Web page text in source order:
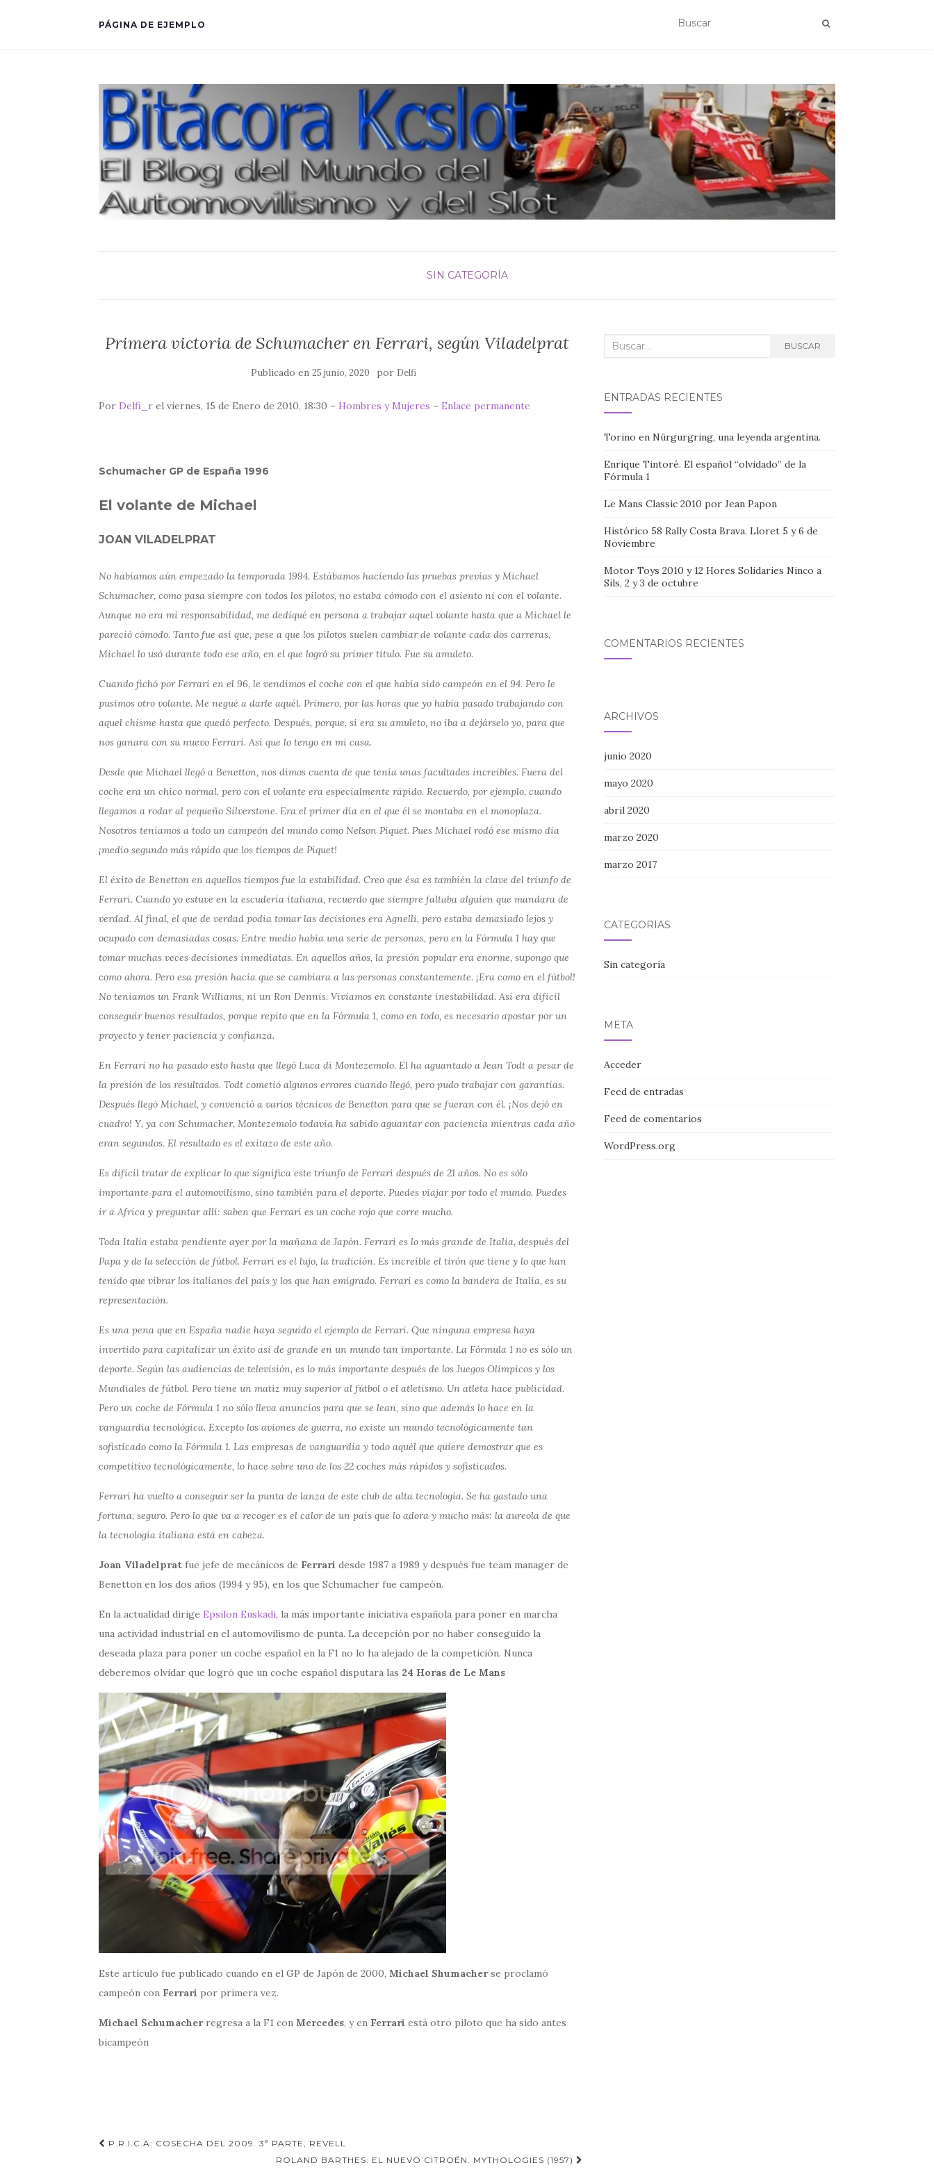
PÁGINA DE EJEMPLO
SIN CATEGORÍA
Primera victoria de Schumacher en Ferrari, según Viladelprat
Publicado en25 junio, 2020 por Delfi
Por Delfi_r el viernes, 15 de Enero de 2010, 18:30 – Hombres y Mujeres – Enlace permanente
Schumacher GP de España 1996
El volante de Michael
JOAN VILADELPRAT
No habíamos aún empezado la temporada 1994. Estábamos haciendo las pruebas previas y Michael
Schumacher, como pasa siempre con todos los pilotos, no estaba cómodo con el asiento ni con el volante.
Aunque no era mi responsabilidad, me dediqué en persona a trabajar aquel volante hasta que a Michael le
pareció cómodo. Tanto fue así que, pese a que los pilotos suelen cambiar de volante cada dos carreras,
Michael lo usó durante todo ese año, en el que logró su primer título. Fue su amuleto.
Cuando fichó por Ferrari en el 96, le vendimos el coche con el que había sido campeón en el 94. Pero le
pusimos otro volante. Me negué a darle aquél. Primero, por las horas que yo había pasado trabajando con
aquel chisme hasta que quedó perfecto. Después, porque, si era su amuleto, no iba a dejárselo yo, para que
nos ganara con su nuevo Ferrari. Así que lo tengo en mi casa.
Desde que Michael llegó a Benetton, nos dimos cuenta de que tenía unas facultades increíbles. Fuera del
coche era un chico normal, pero con el volante era especialmente rápido. Recuerdo, por ejemplo, cuando
llegamos a rodar al pequeño Silverstone. Era el primer día en el que él se montaba en el monoplaza.
Nosotros teníamos a todo un campeón del mundo como Nelson Piquet. Pues Michael rodó ese mismo día
¡medio segundo más rápido que los tiempos de Piquet!
El éxito de Benetton en aquellos tiempos fue la estabilidad. Creo que ésa es también la clave del triunfo de
Ferrari. Cuando yo estuve en la escudería italiana, recuerdo que siempre faltaba alguien que mandara de
verdad. Al final, el que de verdad podía tomar las decisiones era Agnelli, pero estaba demasiado lejos y
ocupado con demasiadas cosas. Entre medio había una serie de personas, pero en la Fórmula 1 hay que
tomar muchas veces decisiones inmediatas. En aquellos años, la presión popular era enorme, supongo que
como ahora. Pero esa presión hacía que se cambiara a las personas constantemente. ¡Era como en el fútbol!
No teníamos un Frank Williams, ni un Ron Dennis. Vivíamos en constante inestabilidad. Así era difícil
conseguir buenos resultados, porque repito que en la Fórmula 1, como en todo, es necesario apostar por un
proyecto y tener paciencia y confianza.
En Ferrari no ha pasado esto hasta que llegó Luca di Montezemolo. El ha aguantado a Jean Todt a pesar de
la presión de los resultados. Todt cometió algunos errores cuando llegó, pero pudo trabajar con garantías.
Después llegó Michael, y convenció a varios técnicos de Benetton para que se fueran con él. ¡Nos dejó en
cuadro! Y, ya con Schumacher, Montezemolo todavía ha sabido aguantar con paciencia mientras cada año
eran segundos. El resultado es el exitazo de este año.
Es difícil tratar de explicar lo que significa este triunfo de Ferrari después de 21 años. No es sólo
importante para el automovilismo, sino también para el deporte. Puedes viajar por todo el mundo. Puedes
ir a Africa y preguntar allí: saben que Ferrari es un coche rojo que corre mucho.
Toda Italia estaba pendiente ayer por la mañana de Japón. Ferrari es lo más grande de Italia, después del
Papa y de la selección de fútbol. Ferrari es el lujo, la tradición. Es increíble el tirón que tiene y lo que han
tenido que vibrar los italianos del país y los que han emigrado. Ferrari es como la bandera de Italia, es su
representación.
Es una pena que en España nadie haya seguido el ejemplo de Ferrari. Que ninguna empresa haya
invertido para capitalizar un éxito así de grande en un mundo tan importante. La Fórmula 1 no es sólo un
deporte. Según las audiencias de televisión, es lo más importante después de los Juegos Olímpicos y los
Mundiales de fútbol. Pero tiene un matiz muy superior al fútbol o el atletismo. Un atleta hace publicidad.
Pero un coche de Fórmula 1 no sólo lleva anuncios para que se lean, sino que además lo hace en la
vanguardia tecnológica. Excepto los aviones de guerra, no existe un mundo tecnológicamente tan
sofisticado como la Fórmula 1. Las empresas de vanguardia y todo aquél que quiere demostrar que es
competitivo tecnológicamente, lo hace sobre uno de los 22 coches más rápidos y sofisticados.
Ferrari ha vuelto a conseguir ser la punta de lanza de este club de alta tecnología. Se ha gastado una
fortuna, seguro. Pero lo que va a recoger es el calor de un país que lo adora y mucho más: la aureola de que
la tecnología italiana está en cabeza.
Joan Viladelprat fue jefe de mecánicos de Ferrari desde 1987 a 1989 y después fue team manager de
Benetton en los dos años (1994 y 95), en los que Schumacher fue campeón.
En la actualidad dirige Epsilon Euskadi, la más importante iniciativa española para poner en marcha
una actividad industrial en el automovilismo de punta. La decepción por no haber conseguido la
deseada plaza para poner un coche español en la F1 no lo ha alejado de la competición. Nunca
deberemos olvidar que logró que un coche español disputara las 24 Horas de Le Mans
Este artículo fue publicado cuando en el GP de Japón de 2000, Michael Shumacherse proclamó
campeón con Ferrari por primera vez.
Michael Schumacherregresa a la F1 con Mercedes, y en Ferrari está otro piloto que ha sido antes
bicampeón
Navegación
P.R.I.C.A: COSECHA DEL 2009. 3ª PARTE, REVELL
ROLAND BARTHES: EL NUEVO CITROËN. MYTHOLOGIES (1957)
Buscar: BUSCAR
ENTRADAS RECIENTES
Torino en Nürgurgring, una leyenda argentina.
Enrique Tintoré. El español “olvidado” de la
Fórmula 1
Le Mans Classic 2010 por Jean Papon
Histórico 58 Rally Costa Brava. Lloret 5 y 6 de
Noviembre
Motor Toys 2010 y 12 Hores Solidaries Ninco a
Sils, 2 y 3 de octubre
COMENTARIOS RECIENTES
ARCHIVOS
junio 2020
mayo 2020
abril 2020
marzo 2020
marzo 2017
CATEGORÍAS
Sin categoría
META
Acceder
Feed de entradas
Feed de comentarios
WordPress.org